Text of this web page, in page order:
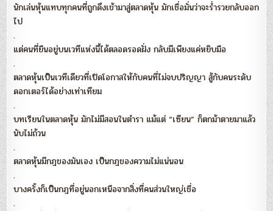
นักเล่นหุ้นแทบทุกคนที่ถูกดึงเข้ามาสู่ตลาดหุ้น มักเชื่อมั่นว่าจะร่ำรวยกลับออก
ไป
.
แต่คนที่ยืนอยู่บนเวทีแห่งนี้ได้ตลอดรอดฝั่ง กลับมีเพียงแค่หยิบมือ
.
ตลาดหุ้นเป็นเวทีเดียวที่เปิดโอกาสให้กับคนที่ไม่จบปริญญา สู้กับคนระดับ
ดอกเตอร์ได้อย่างเท่าเทียม
.
บทเรียนในตลาดหุ้น มักไม่มีสอนในตำรา แม้แต่ “เซียน” ก็ตกม้าตายมาแล้ว
นับไม่ถ้วน
.
ตลาดหุ้นมีกฎของมันเอง เป็นกฎของความไม่แน่นอน
.
บางครั้งก็เป็นกฎที่อยู่นอกเหนือจากสิ่งที่คนส่วนใหญ่เชื่อ
.